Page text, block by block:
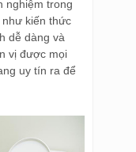
nghiệm trong
kiến thức
dễ dàng và
vị được mọi
uy tín ra để